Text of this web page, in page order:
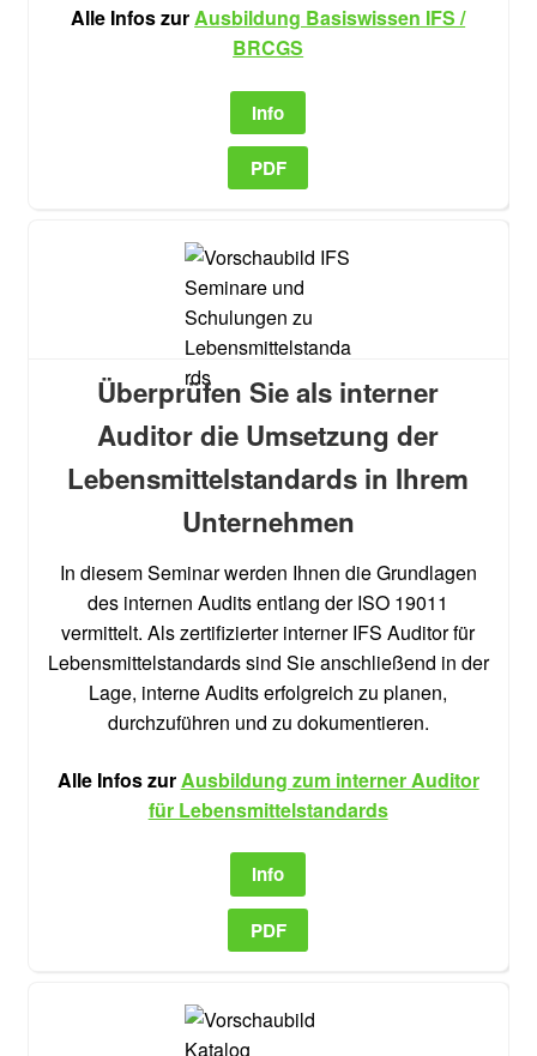
Alle Infos zurAusbildung Basiswissen IFS /
BRCGS
Info
PDF
Überprüfen Sie als interner
Auditor die Umsetzung der
Lebensmittelstandards in Ihrem
Unternehmen
In diesem Seminar werden Ihnen die Grundlagen
des internen Audits entlang der ISO 19011
vermittelt. Als zertifizierter interner IFS Auditor für
Lebensmittelstandards sind Sie anschließend in der
Lage, interne Audits erfolgreich zu planen,
durchzuführen und zu dokumentieren.
Alle Infos zurAusbildung zum interner Auditor
für Lebensmittelstandards
Info
PDF